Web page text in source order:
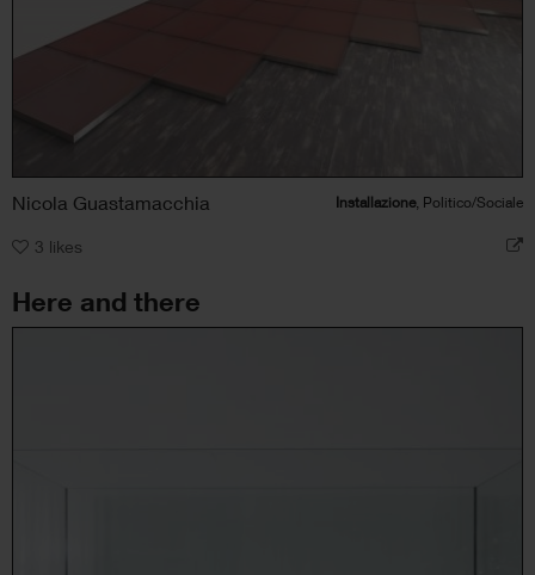
Nicola Guastamacchia Installazione, Politico/Sociale
3 likes
Here and there